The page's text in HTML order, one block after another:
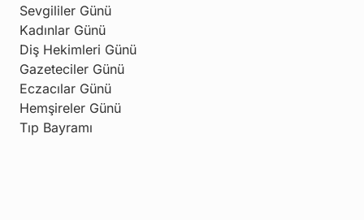
Sevgililer Günü
Kadınlar Günü
Diş Hekimleri Günü
Gazeteciler Günü
Eczacılar Günü
Hemşireler Günü
Tıp Bayramı